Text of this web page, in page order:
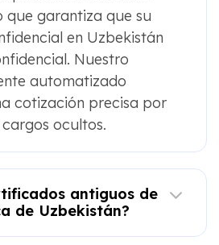
que garantiza que su
en Uzbekistán
Nuestro
automatizado
cotización precisa por
ocultos.
antiguos de
de Uzbekistán?